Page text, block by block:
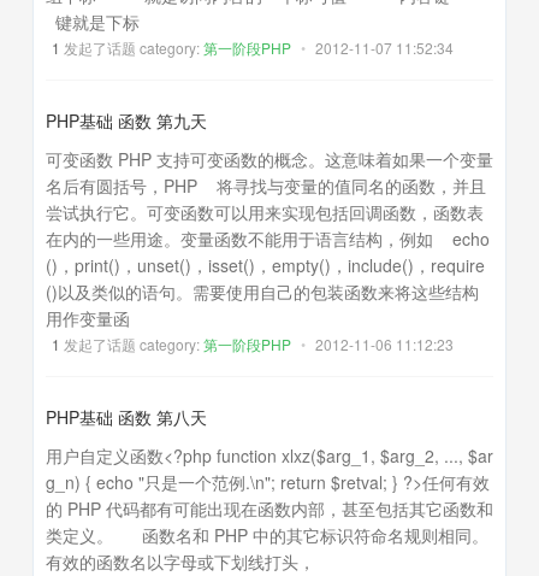
键就是下标
1 发起了话题 category:第一阶段PHP • 2012-11-07 11:52:34
PHP基础 函数 第九天
可变函数 PHP 支持可变函数的概念。这意味着如果一个变量
名后有圆括号，PHP 将寻找与变量的值同名的函数，并且
尝试执行它。可变函数可以用来实现包括回调函数，函数表
在内的一些用途。变量函数不能用于语言结构，例如 echo
()，print()，unset()，isset()，empty()，include()，require
()以及类似的语句。需要使用自己的包装函数来将这些结构
用作变量函
1 发起了话题 category:第一阶段PHP • 2012-11-06 11:12:23
PHP基础 函数 第八天
用户自定义函数<?php function xlxz($arg_1, $arg_2, ..., $ar
g_n) { echo "只是一个范例.\n"; return $retval; } ?>任何有效
的 PHP 代码都有可能出现在函数内部，甚至包括其它函数和
类定义。 函数名和 PHP 中的其它标识符命名规则相同。
有效的函数名以字母或下划线打头，